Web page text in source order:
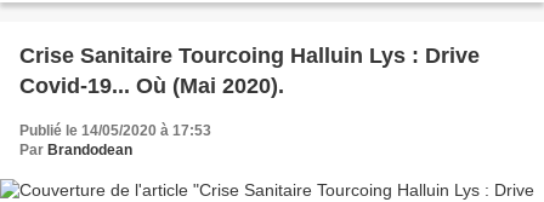
Crise Sanitaire Tourcoing Halluin Lys : Drive
Covid-19... Où (Mai 2020).
Publié le 14/05/2020 à 17:53
Par Brandodean